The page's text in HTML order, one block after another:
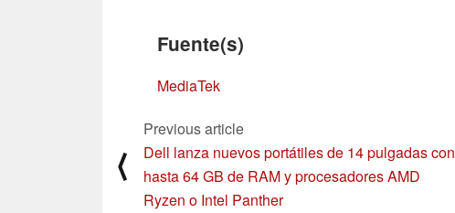
Fuente(s)
MediaTek
⟨
Previous article
Dell lanza nuevos portátiles de 14 pulgadas con
hasta 64 GB de RAM y procesadores AMD
Ryzen o Intel Panther